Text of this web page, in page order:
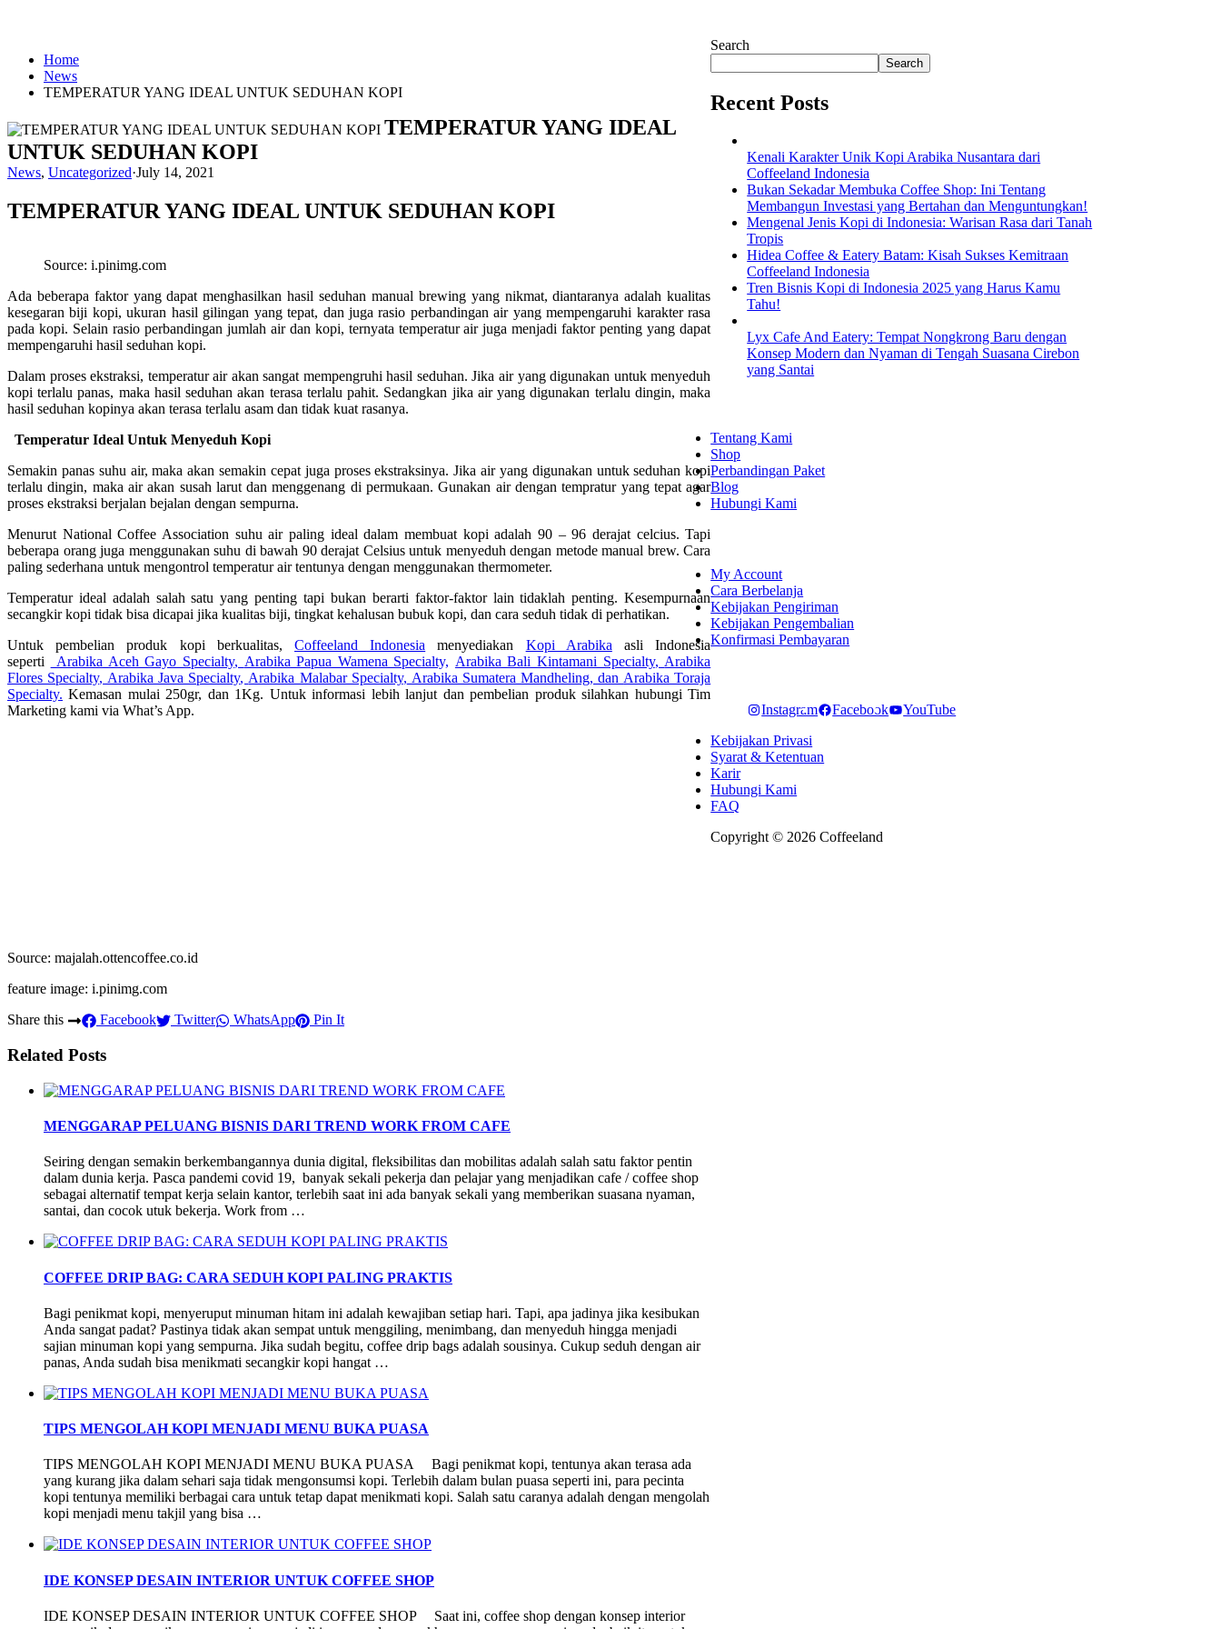
Home
News
TEMPERATUR YANG IDEAL UNTUK SEDUHAN KOPI
TEMPERATUR YANG IDEAL
UNTUK SEDUHAN KOPI
News, Uncategorized·July 14, 2021
TEMPERATUR YANG IDEAL UNTUK SEDUHAN KOPI
Source: i.pinimg.com
Ada beberapa faktor yang dapat menghasilkan hasil seduhan manual brewing yang nikmat, diantaranya adalah kualitas
kesegaran biji kopi, ukuran hasil gilingan yang tepat, dan juga rasio perbandingan air yang mempengaruhi karakter rasa
pada kopi. Selain rasio perbandingan jumlah air dan kopi, ternyata temperatur air juga menjadi faktor penting yang dapat
mempengaruhi hasil seduhan kopi.
Dalam proses ekstraksi, temperatur air akan sangat mempengruhi hasil seduhan. Jika air yang digunakan untuk menyeduh
kopi terlalu panas, maka hasil seduhan akan terasa terlalu pahit. Sedangkan jika air yang digunakan terlalu dingin, maka
hasil seduhan kopinya akan terasa terlalu asam dan tidak kuat rasanya.
Temperatur Ideal Untuk Menyeduh Kopi
Semakin panas suhu air, maka akan semakin cepat juga proses ekstraksinya. Jika air yang digunakan untuk seduhan kopi
terlalu dingin, maka air akan susah larut dan menggenang di permukaan. Gunakan air dengan tempratur yang tepat agar
proses ekstraksi berjalan bejalan dengan sempurna.
Menurut National Coffee Association suhu air paling ideal dalam membuat kopi adalah 90 – 96 derajat celcius. Tapi
beberapa orang juga menggunakan suhu di bawah 90 derajat Celsius untuk menyeduh dengan metode manual brew. Cara
paling sederhana untuk mengontrol temperatur air tentunya dengan menggunakan thermometer.
Temperatur ideal adalah salah satu yang penting tapi bukan berarti faktor-faktor lain tidaklah penting. Kesempurnaan
secangkir kopi tidak bisa dicapai jika kualitas biji, tingkat kehalusan bubuk kopi, dan cara seduh tidak di perhatikan.
Untuk pembelian produk kopi berkualitas, Coffeeland Indonesia menyediakan Kopi Arabikaasli Indonesia
seperti
Arabika Aceh Gayo Specialty, Arabika Papua Wamena Specialty, Arabika Bali Kintamani Specialty,Arabika
Flores Specialty, Arabika Java Specialty,Arabika Malabar Specialty, Arabika Sumatera Mandheling, danArabika Toraja
Specialty. Kemasan mulai 250gr, dan 1Kg. Untuk informasi lebih lanjut dan pembelian produk silahkan hubungi Tim
Marketing kami via What’s App.
Source: majalah.ottencoffee.co.id
feature image: i.pinimg.com
Share this
Facebook Twitter WhatsApp Pin It
Related Posts
MENGGARAP PELUANG BISNIS DARI TREND WORK FROM CAFE
Seiring dengan semakin berkembangannya dunia digital, fleksibilitas dan mobilitas adalah salah satu faktor pentin
dalam dunia kerja. Pasca pandemi covid 19, banyak sekali pekerja dan pelajar yang menjadikan cafe / coffee shop
sebagai alternatif tempat kerja selain kantor, terlebih saat ini ada banyak sekali yang memberikan suasana nyaman,
santai, dan cocok utuk bekerja. Work from …
COFFEE DRIP BAG: CARA SEDUH KOPI PALING PRAKTIS
Bagi penikmat kopi, menyeruput minuman hitam ini adalah kewajiban setiap hari. Tapi, apa jadinya jika kesibukan
Anda sangat padat? Pastinya tidak akan sempat untuk menggiling, menimbang, dan menyeduh hingga menjadi
sajian minuman kopi yang sempurna. Jika sudah begitu, coffee drip bags adalah sousinya. Cukup seduh dengan air
panas, Anda sudah bisa menikmati secangkir kopi hangat …
TIPS MENGOLAH KOPI MENJADI MENU BUKA PUASA
TIPS MENGOLAH KOPI MENJADI MENU BUKA PUASA Bagi penikmat kopi, tentunya akan terasa ada
yang kurang jika dalam sehari saja tidak mengonsumsi kopi. Terlebih dalam bulan puasa seperti ini, para pecinta
kopi tentunya memiliki berbagai cara untuk tetap dapat menikmati kopi. Salah satu caranya adalah dengan mengolah
kopi menjadi menu takjil yang bisa …
IDE KONSEP DESAIN INTERIOR UNTUK COFFEE SHOP
IDE KONSEP DESAIN INTERIOR UNTUK COFFEE SHOP Saat ini, coffee shop dengan konsep interior
Search
Search
Recent Posts
Kenali Karakter Unik Kopi Arabika Nusantara dari
Coffeeland Indonesia
Bukan Sekadar Membuka Coffee Shop: Ini Tentang
Membangun Investasi yang Bertahan dan Menguntungkan!
Mengenal Jenis Kopi di Indonesia: Warisan Rasa dari Tanah
Tropis
Hidea Coffee & Eatery Batam: Kisah Sukses Kemitraan
Coffeeland Indonesia
Tren Bisnis Kopi di Indonesia 2025 yang Harus Kamu
Tahu!
Lyx Cafe And Eatery: Tempat Nongkrong Baru dengan
Konsep Modern dan Nyaman di Tengah Suasana Cirebon
yang Santai
Tentang Kami
Shop
Perbandingan Paket
Blog
Hubungi Kami
My Account
Cara Berbelanja
Kebijakan Pengiriman
Kebijakan Pengembalian
Konfirmasi Pembayaran
LET'S CONNECT
Instagram Facebook
YouTube
Kebijakan Privasi
Syarat & Ketentuan
Karir
Hubungi Kami
FAQ
Copyright © 2026 Coffeeland